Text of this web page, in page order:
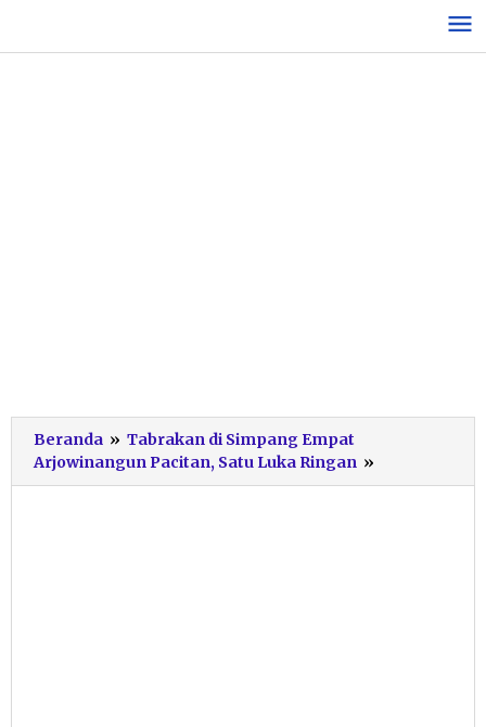
konten
Beranda » Tabrakan di Simpang Empat
Arjowinangun Pacitan, Satu Luka Ringan »